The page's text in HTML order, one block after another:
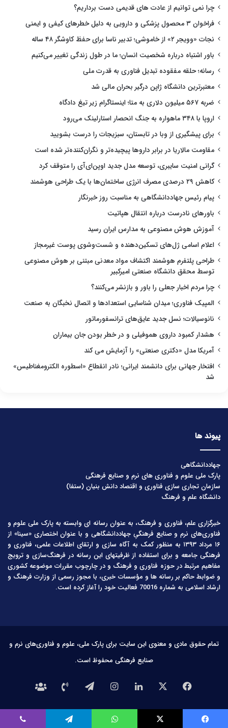
چرا نمی توانیم از عادت های قدیمی دست برداریم؟
فراخوان ۳ محصول پزشکی و دارویی به دلیل خطرهای کیفی و ایمنی
نجات «وویجر ۲» از خاموشی؛ تدبیر ناسا برای حفظ کاوشگر ۴۸ ساله
باور اشتباه درباره شخصیت انسان؛ ما در طول زندگی تغییر می‌کنیم
رسانه؛ حلقه مفقوده تبدیل فناوری به قدرت ملی
معتبرترین دانشگاه ژاپن درگیر بحران مالی شد
ضربه ۵۶۷ میلیون دلاری به متا؛ اینستاگرام زیر تیغ دادگاه
اروپا با ۳۴۸ ماهواره به جنگ انحصار استارلینک می‌رود
برای پیشگیری از وبا در تابستان، سبزیجات را درست بشویید
مقاومت مالاریا در برابر داروها پیچیده‌تر و نگران‌کننده‌تر شده است
گرانی امنیت سایبری، توسعه مدل جدید اوپن‌ای‌آی را متوقف کرد
کاهش ۲۹ درصدی مصرف انرژی ساختمان‌ها با یک طراحی هوشمند
پیام رئیس جهاددانشگاهی به مناسبت روز خبرنگار
باورهای نادرست درباره انتقال هپاتیت
آموزش هوش مصنوعی به مدارس ایران رسید
اعلام اسامی ژل‌های تسکین‌دهنده و شست‌وشوی پوست غیرمجاز
طراحی پلتفرم هوشمند اکتشاف مواد معدنی مبتنی بر هوش مصنوعی
توسط محقق دانشگاه صنعتی امیرکبیر
چرا مردم اخبار جعلی را باور و بازنشر می‌کنند؟
المپیک فناوری؛ میدان شناسایی استعدادها و اتصال نخبگان به صنعت
نانوسیالات؛ نسل جدید عایق‌های ترانسفورماتور
هشدار کمبود داروی هموفیلی و در خطر بودن جان بیماران
آمریکا مدل «دکتری صنعتی» را آزمایش می کند
افتخار جهانی برای دانشمند ایرانی؛ نادر انقطاع «اسطوره الکترومغناطیس»
شد
پیوند ها
جهاددانشگاهی
پارک ملی علوم و فناوری های نرم و صنایع فرهنگی
سازمان تجاری سازی فناوری و اقتصاد دانش بنیان (ستفا)
دانشگاه علم و فرهنگ
خبرگزاری علم، فناوری و فرهنگ، به عنوان رسانه ای وابسته به پارک ملی علوم و
فناوری‌های نرم و صنایع فرهنگیِ جهاددانشگاهی و با عنوان اختصاری «سینا» از
۱۶ مرداد ۱۳۹۳ به منظور کمک به آگاه سازی و ارتقای اطلاعات علمی، فناوری و
فرهنگی جامعه و برای استفاده از ظرفیتهای این رسانه در فرهنگ‌سازی و ترویج
مفاهیم مرتبط در حوزه فناوری و فرهنگ و در چارچوب مقررات موضوعه کشوری
و ضوابط حاکم بر رسانه ها و مؤسسات خبری، با مجوز رسمی از وزارت فرهنگ و
ارشاد اسلامی به شماره 70016 فعالیت خود را آغاز کرده است.
تمام حقوق مادی و معنوی این سایت برای پارک ملی، علوم و فناوری‌های نرم و
صنایع فرهنگی محفوظ است.
فیس
بوک
لینکدیناینستاگرامتلگرامتماس
با
درباره
ما